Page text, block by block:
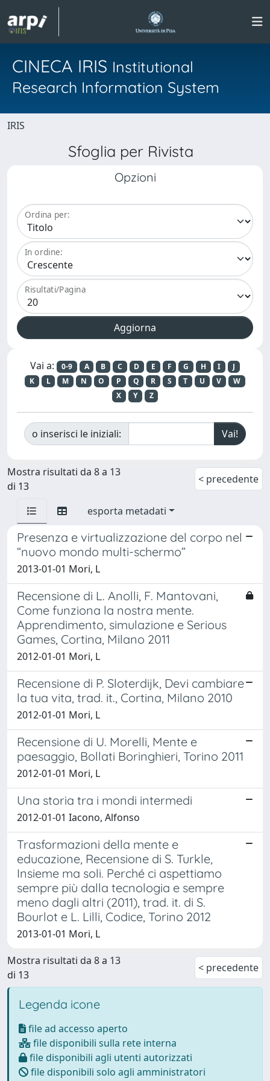
CINECA IRIS Institutional
Research Information System
IRIS
Sfoglia per Rivista
Opzioni
Ordina per:
In ordine:
Risultati/Pagina
Vai a: 0-9 A B C D E F G H I
J
K
L M N O P Q R S T U V
W
X
Y Z
o inserisci le iniziali:
Mostra risultati da 8 a 13
di 13
< precedente
esporta metadati
Presenza e virtualizzazione del corpo nel
“nuovo mondo multi-schermo”
2013-01-01 Mori, L
Recensione di L. Anolli, F. Mantovani,
Come funziona la nostra mente.
Apprendimento, simulazione e Serious
Games, Cortina, Milano 2011
2012-01-01 Mori, L
Recensione di P. Sloterdijk, Devi cambiare
la tua vita, trad. it., Cortina, Milano 2010
2012-01-01 Mori, L
Recensione di U. Morelli, Mente e
paesaggio, Bollati Boringhieri, Torino 2011
2012-01-01 Mori, L
Una storia tra i mondi intermedi
2012-01-01 Iacono, Alfonso
Trasformazioni della mente e
educazione, Recensione di S. Turkle,
Insieme ma soli. Perché ci aspettiamo
sempre più dalla tecnologia e sempre
meno dagli altri (2011), trad. it. di S.
Bourlot e L. Lilli, Codice, Torino 2012
2013-01-01 Mori, L
Mostra risultati da 8 a 13
di 13
< precedente
Legenda icone
file ad accesso aperto
file disponibili sulla rete interna
file disponibili agli utenti autorizzati
file disponibili solo agli amministratori